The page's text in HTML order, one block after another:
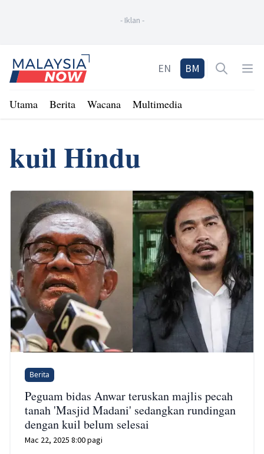
- Iklan -
Home
EN BM Open
Utama Berita Wacana Multimedia
kuil Hindu
Berita
Peguam bidas Anwar teruskan majlis pecah
tanah 'Masjid Madani' sedangkan rundingan
dengan kuil belum selesai
Mac 22, 2025 8:00 pagi